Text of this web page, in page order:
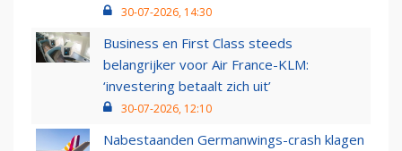
30-07-2026, 14:30
Business en First Class steeds
belangrijker voor Air France-KLM:
‘investering betaalt zich uit’
30-07-2026, 12:10
Nabestaanden Germanwings-crash klagen